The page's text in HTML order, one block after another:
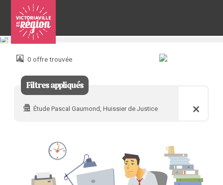
Pour
joindre 0 offre trouvée
Filtres appliqués
Étude Pascal Gaumond, Huissier de Justice